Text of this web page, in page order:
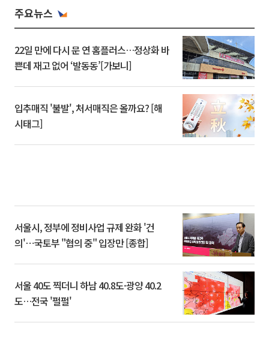
주요뉴스
22일 만에 다시 문 연 홈플러스…정상화 바
쁜데 재고 없어 ‘발동동’[가보니]
입추매직 '불발', 처서매직은 올까요? [해
시태그]
서울시, 정부에 정비사업 규제 완화 '건
의'⋯국토부 "협의 중" 입장만 [종합]
서울 40도 찍더니 하남 40.8도·광양 40.2
도…전국 '펄펄'